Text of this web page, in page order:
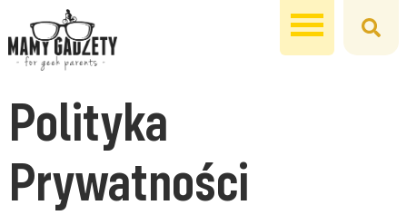
Polityka
Prywatności